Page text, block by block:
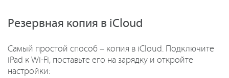
Резервная копия в iCloud
Самый простой способ – копия в iCloud. Подключите
iPad к Wi-Fi, поставьте его на зарядку и откройте
настройки: